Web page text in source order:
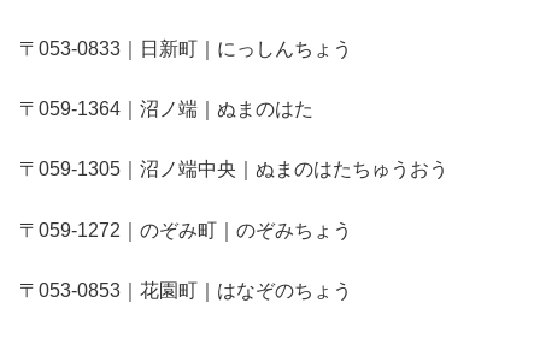
〒053-0833｜日新町｜にっしんちょう
〒059-1364｜沼ノ端｜ぬまのはた
〒059-1305｜沼ノ端中央｜ぬまのはたちゅうおう
〒059-1272｜のぞみ町｜のぞみちょう
〒053-0853｜花園町｜はなぞのちょう